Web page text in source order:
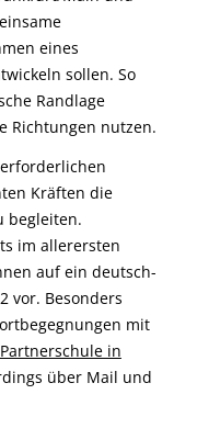
eines
sollen. So
Randlage
Richtungen nutzen.
Kräften die
begleiten.
im allerersten
auf ein deutsch-
vor. Besonders
mit
in
über Mail und